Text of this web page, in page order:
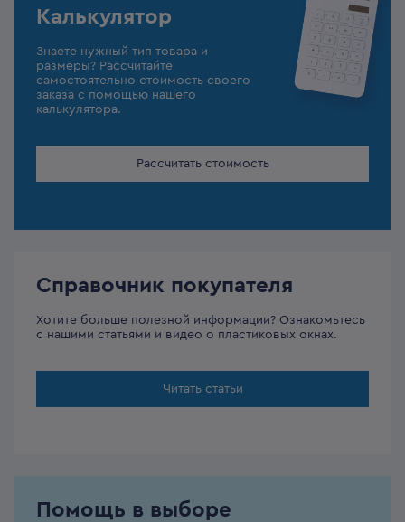
Калькулятор
Знаете нужный тип товара и
размеры? Рассчитайте
самостоятельно стоимость своего
заказа с помощью нашего
калькулятора.
Рассчитать стоимость
Справочник покупателя
Хотите больше полезной информации? Ознакомьтесь
с нашими статьями и видео о пластиковых окнах.
Читать статьи
Помощь в выборе